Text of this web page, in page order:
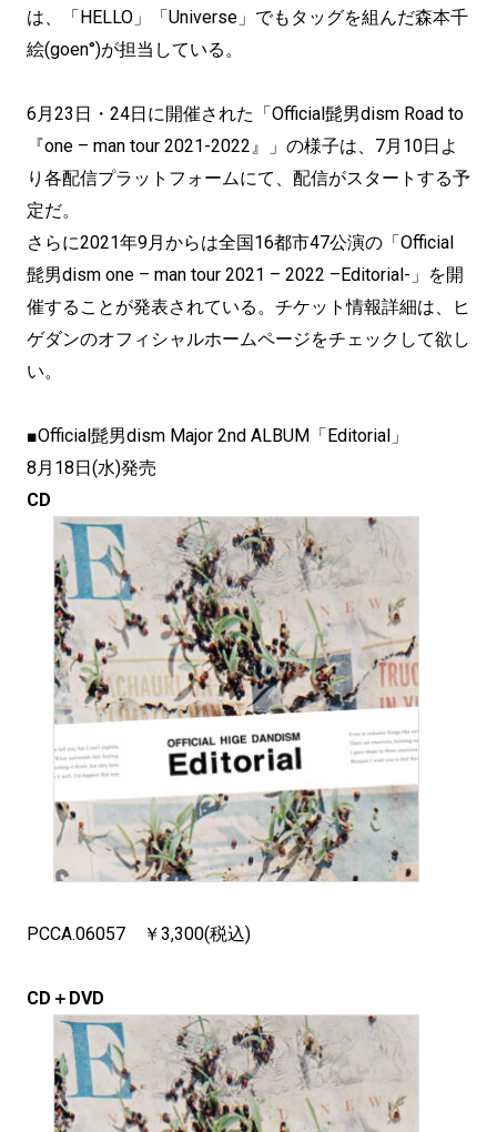
は、「HELLO」「Universe」でもタッグを組んだ森本千
絵(goen°)が担当している。
6月23日・24日に開催された「Official髭男dism Road to
『one – man tour 2021-2022』」の様子は、7月10日よ
り各配信プラットフォームにて、配信がスタートする予
定だ。
さらに2021年9月からは全国16都市47公演の「Official
髭男dism one – man tour 2021 – 2022 –Editorial-」を開
催することが発表されている。チケット情報詳細は、ヒ
ゲダンのオフィシャルホームページをチェックして欲し
い。
■Official髭男dism Major 2nd ALBUM「Editorial」
8月18日(水)発売
CD
PCCA.06057 ￥3,300(税込)
CD＋DVD